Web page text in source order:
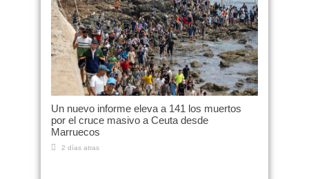
Un nuevo informe eleva a 141 los muertos
por el cruce masivo a Ceuta desde
Marruecos
2 días atras